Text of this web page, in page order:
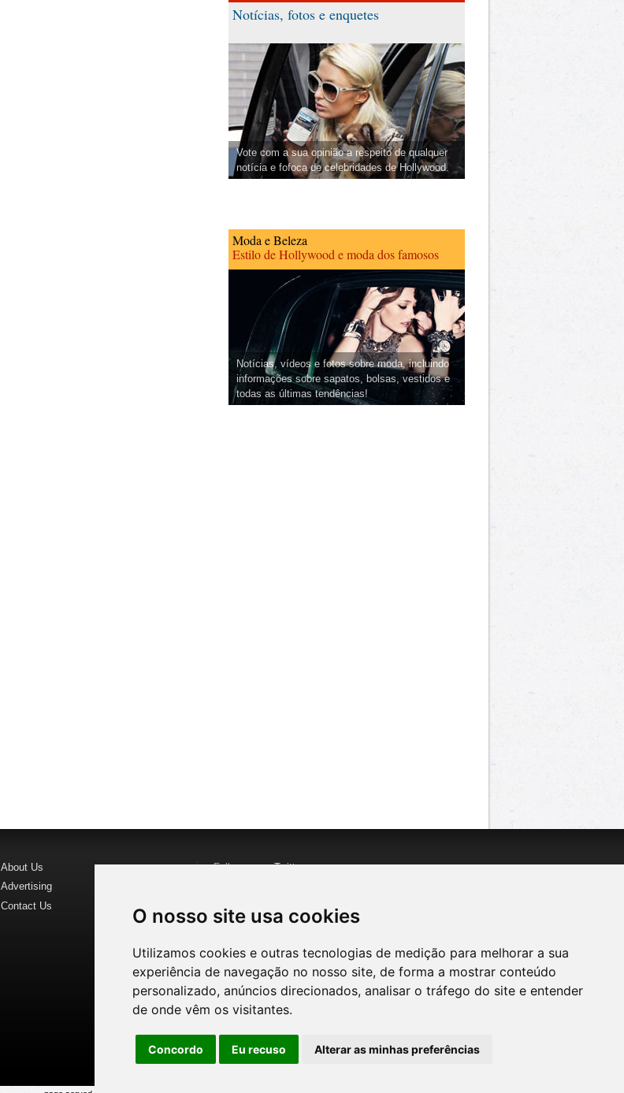
O nosso site usa cookies
Utilizamos cookies e outras tecnologias de medição para melhorar a sua
experiência de navegação no nosso site, de forma a mostrar conteúdo
personalizado, anúncios direcionados, analisar o tráfego do site e entender
de onde vêm os visitantes.
Concordo Eu recuso Alterar as minhas preferências
Notícias, fotos e enquetes
Vote com a sua opinião a respeito de qualquer
notícia e fofoca de celebridades de Hollywood.
Moda e Beleza
Estilo de Hollywood e moda dos famosos
Notícias, vídeos e fotos sobre moda, incluindo
informações sobre sapatos, bolsas, vestidos e
todas as últimas tendências!
About Us
Advertising
Contact Us
Follow us onTwitter
Watch us on